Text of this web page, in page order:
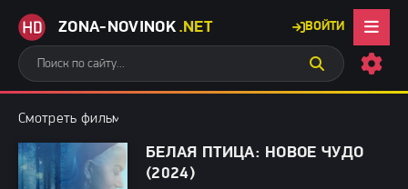
ZONA-NOVINOK .NET ВОЙТИ
Смотреть фильмы бесплатно
БЕЛАЯ ПТИЦА: НОВОЕ ЧУДО
(2024)